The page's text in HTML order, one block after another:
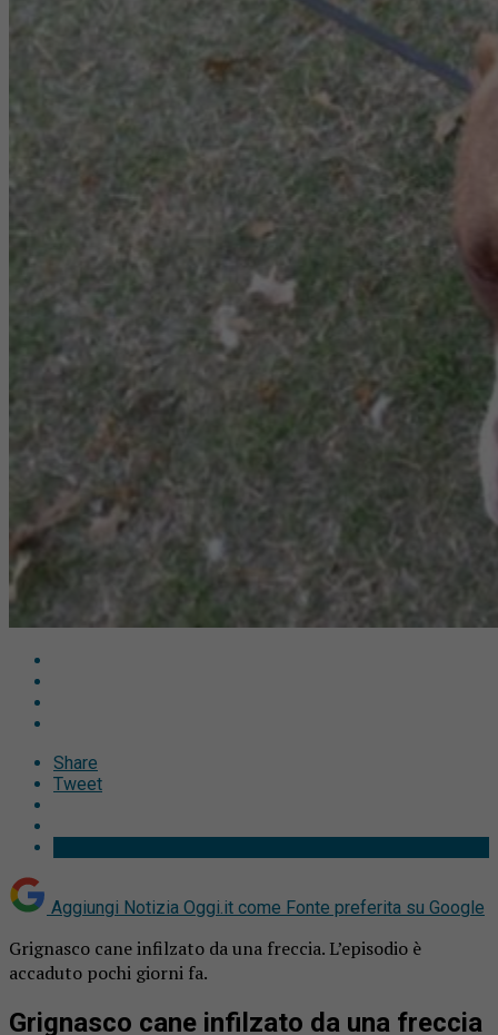
Share
Tweet
Aggiungi Notizia Oggi.it come Fonte preferita su Google
Grignasco cane infilzato da una freccia. L’episodio è
accaduto pochi giorni fa.
Grignasco cane infilzato da una freccia